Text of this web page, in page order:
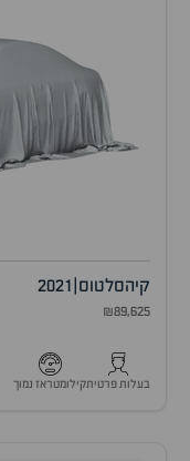
קיהסלטוס 2021
₪89,625
בעלות פרטיתקילומטראז נמוך